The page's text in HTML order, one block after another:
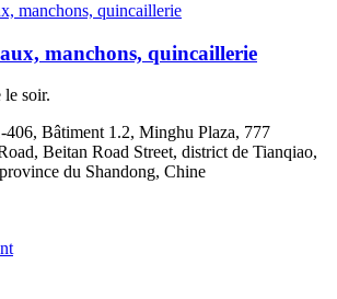
manchons, quincaillerie
Bâtiment 1.2, Minghu Plaza, 777
Beitan Road Street, district de Tianqiao,
du Shandong, Chine